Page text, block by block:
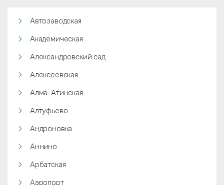
Автозаводская
Академическая
Александровский сад
Алексеевская
Алма-Атинская
Алтуфьево
Андроновка
Аннино
Арбатская
Аэропорт